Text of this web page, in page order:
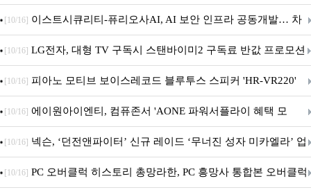
무상 배포
[10/16] 이스트시큐리티-퓨리오사AI, AI 보안 인프라 공동개발… 차
세대 AI 보안 플랫폼 구축
[10/16] LG전자, 대형 TV 구독시 스탠바이미2 구독료 반값 프로모션
[10/16] 피아노 모티브 보이스레코드 블루투스 스피커 'HR-VR220'
출시
[10/16] 에이원아이엔티, 컴퓨존서 'AONE 파워서플라이 혜택 모
음.ZIP' 이벤트 진행
[10/16] 넥슨, ‘던전앤파이터’ 신규 레이드 ‘무너진 성자 미카엘라’ 업
데이트!
[10/16] PC 오버클럭 히스토리 총망라한, PC 흥망사 통합본 오버클럭